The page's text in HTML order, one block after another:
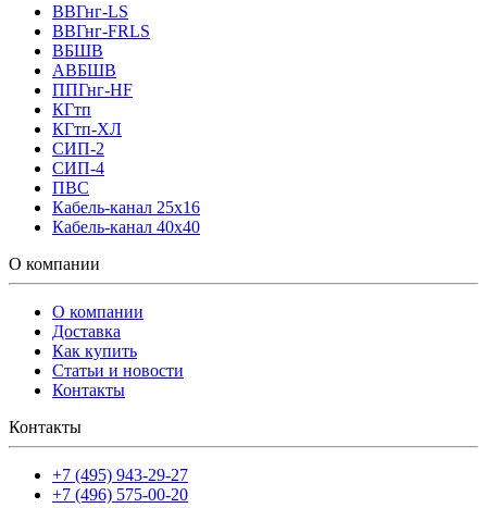
ВВГнг-LS
ВВГнг-FRLS
ВБШВ
АВБШВ
ППГнг-HF
КГтп
КГтп-ХЛ
СИП-2
СИП-4
ПВС
Кабель-канал 25х16
Кабель-канал 40х40
О компании
О компании
Доставка
Как купить
Статьи и новости
Контакты
Контакты
+7 (495) 943-29-27
+7 (496) 575-00-20